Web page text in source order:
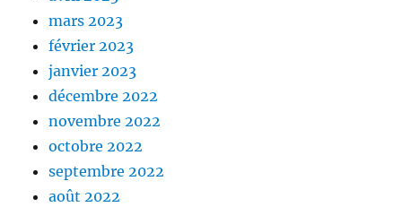
mars 2023
février 2023
janvier 2023
décembre 2022
novembre 2022
octobre 2022
septembre 2022
août 2022